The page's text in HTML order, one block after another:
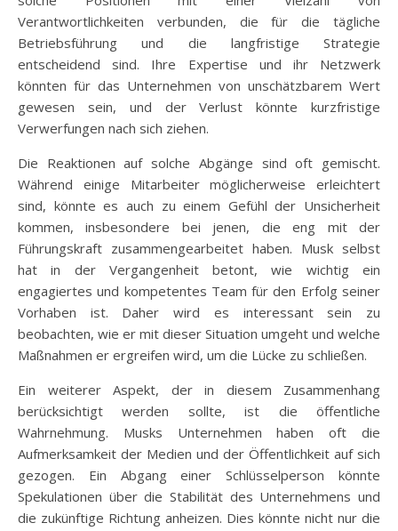
Verantwortlichkeiten verbunden, die für die tägliche
Betriebsführung und die langfristige Strategie
entscheidend sind. Ihre Expertise und ihr Netzwerk
könnten für das Unternehmen von unschätzbarem Wert
gewesen sein, und der Verlust könnte kurzfristige
Verwerfungen nach sich ziehen.
Die Reaktionen auf solche Abgänge sind oft gemischt.
Während einige Mitarbeiter möglicherweise erleichtert
sind, könnte es auch zu einem Gefühl der Unsicherheit
kommen, insbesondere bei jenen, die eng mit der
Führungskraft zusammengearbeitet haben. Musk selbst
hat in der Vergangenheit betont, wie wichtig ein
engagiertes und kompetentes Team für den Erfolg seiner
Vorhaben ist. Daher wird es interessant sein zu
beobachten, wie er mit dieser Situation umgeht und welche
Maßnahmen er ergreifen wird, um die Lücke zu schließen.
Ein weiterer Aspekt, der in diesem Zusammenhang
berücksichtigt werden sollte, ist die öffentliche
Wahrnehmung. Musks Unternehmen haben oft die
Aufmerksamkeit der Medien und der Öffentlichkeit auf sich
gezogen. Ein Abgang einer Schlüsselperson könnte
Spekulationen über die Stabilität des Unternehmens und
die zukünftige Richtung anheizen. Dies könnte nicht nur die